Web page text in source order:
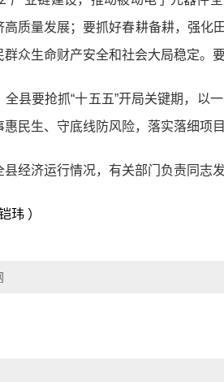
质量发展；要抓好春耕备耕，强化
群众生命财产安全和社会大局稳定。
全县要抢抓“十五五”开局关键期，以
惠民生、守底线防风险，落实落细项
县经济运行情况，有关部门负责同志
玮 ）